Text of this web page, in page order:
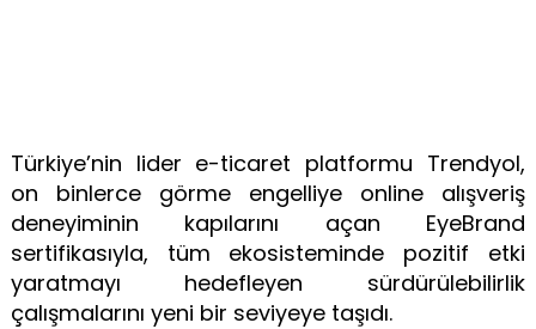
Türkiye’nin lider e-ticaret platformu Trendyol,
on binlerce görme engelliye online alışveriş
deneyiminin kapılarını açan EyeBrand
sertifikasıyla, tüm ekosisteminde pozitif etki
yaratmayı hedefleyen sürdürülebilirlik
çalışmalarını yeni bir seviyeye taşıdı.